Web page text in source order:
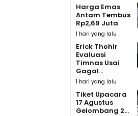
Harga Emas
Antam Tembus
Rp2,69 Juta
1 hari yang lalu
Erick Thohir
Evaluasi
Timnas Usai
Gagal...
1 hari yang lalu
Tiket Upacara
17 Agustus
Gelombang 2...